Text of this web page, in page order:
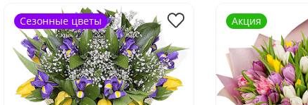
Сезонные цветы Акция